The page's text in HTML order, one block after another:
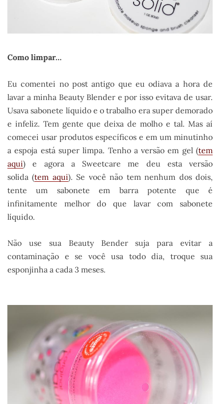
Como limpar…
Eu comentei no post antigo que eu odiava a hora de
lavar a minha Beauty Blender e por isso evitava de usar.
Usava sabonete líquido e o trabalho era super demorado
e infeliz. Tem gente que deixa de molho e tal. Mas aí
comecei usar produtos específicos e em um minutinho
a espoja está super limpa. Tenho a versão em gel (tem
aqui) e agora a Sweetcare me deu esta versão
solida (tem aqui). Se você não tem nenhum dos dois,
tente um sabonete em barra potente que é
infinitamente melhor do que lavar com sabonete
líquido.
Não use sua Beauty Bender suja para evitar a
contaminação e se você usa todo dia, troque sua
esponjinha a cada 3 meses.